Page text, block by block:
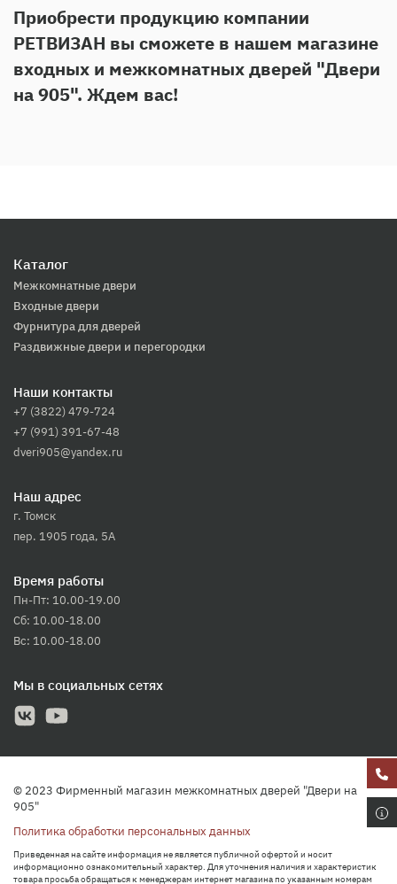
Приобрести продукцию компании
РЕТВИЗАН вы сможете в нашем магазине
входных и межкомнатных дверей "Двери
на 905". Ждем вас!
Каталог
Межкомнатные двери
Входные двери
Фурнитура для дверей
Раздвижные двери и перегородки
Наши контакты
+7 (3822) 479-724
+7 (991) 391-67-48
dveri905@yandex.ru
Наш адрес
г. Томск
пер. 1905 года, 5А
Время работы
Пн-Пт: 10.00-19.00
Сб: 10.00-18.00
Вс: 10.00-18.00
Мы в социальных сетях
© 2023 Фирменный магазин межкомнатных дверей "Двери на
905"
Политика обработки персональных данных
Приведенная на сайте информация не является публичной офертой и носит
информационно ознакомительный характер. Для уточнения наличия и характеристик
товара просьба обращаться к менеджерам интернет магазина по указанным номерам